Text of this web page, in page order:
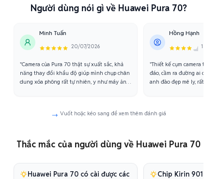
Người dùng nói gì về Huawei Pura 70?
Minh Tuấn
20/07/2026
"Camera của Pura 70 thật sự xuất sắc, khả
năng thay đổi khẩu độ giúp mình chụp chân
dung xóa phông rất tự nhiên, y như máy ảnh
Hồng Hạnh
15/
"Thiết kế cụm camera tam
đáo, cầm ra đường ai cũng
anh đào đẹp mê ly, rất hợp
Vuốt hoặc kéo sang để xem thêm đánh giá
Thắc mắc của người dùng về Huawei Pura 70
Huawei Pura 70 có cài được các
Chip Kirin 9010